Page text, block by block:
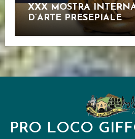
XXX MOSTRA
D’ARTE PRESEPIALE
PRO LOCO